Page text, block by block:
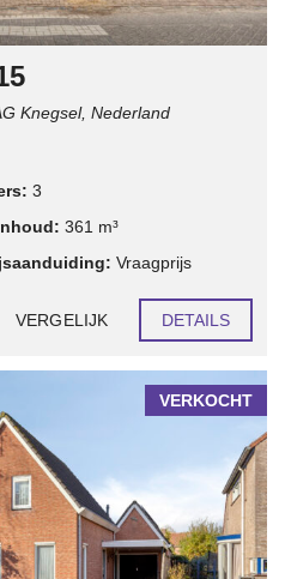
Knegsel, Nederland
3
361 m³
Vraagprijs
VERGELIJK DETAILS
VERKOCHT